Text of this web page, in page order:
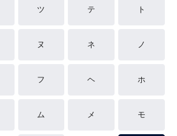
ツ テ ト
ヌ ネ ノ
フ ヘ ホ
ム メ モ